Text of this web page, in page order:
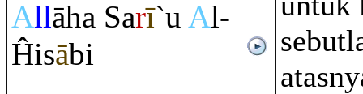
Allāha Sarī`u Al-
Ĥisābi